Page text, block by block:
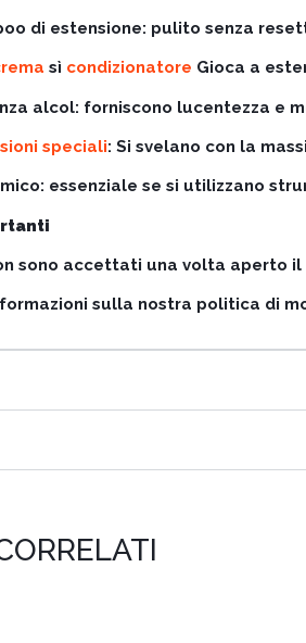
di estensione: pulito senza
sì condizionatore Gioca a
alcol: forniscono lucentezza e
speciali: Si svelano con la
essenziale se si utilizzano
sono accettati una volta aperto
sulla nostra politica di